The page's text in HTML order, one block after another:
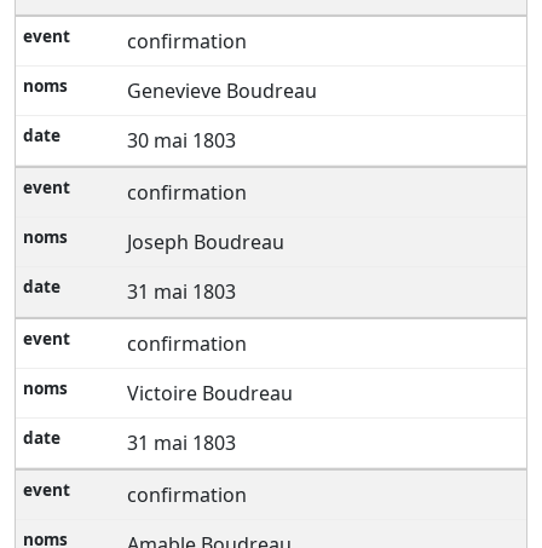
confirmation
Genevieve Boudreau
30 mai 1803
confirmation
Joseph Boudreau
31 mai 1803
confirmation
Victoire Boudreau
31 mai 1803
confirmation